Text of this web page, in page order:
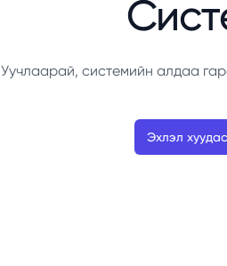
Уучлаарай, системийн алдаа
Эхлэл